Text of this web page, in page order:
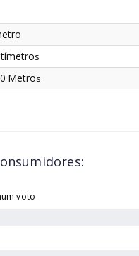
s
Metros
voto